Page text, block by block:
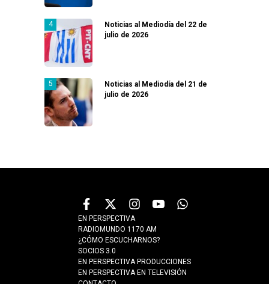
Noticias al Mediodía del 22 de
julio de 2026
Noticias al Mediodía del 21 de
julio de 2026
EN PERSPECTIVA
RADIOMUNDO 1170 AM
¿CÓMO ESCUCHARNOS?
SOCIOS 3.0
EN PERSPECTIVA PRODUCCIONES
EN PERSPECTIVA EN TELEVISIÓN